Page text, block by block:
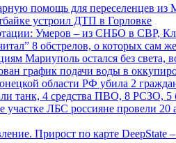
помощь для переселенцев из
устроил ДТП в Горловке
Умеров – из СНБО в СВР,
8 обстрелов, о которых сам
Мариуполь остался без света,
график подачи воды в
области РФ убила 2
танк, 4 средства ПВО, 8 РСЗО, 5
ЛБС россияне провели 20
Прирост по карте DeepState